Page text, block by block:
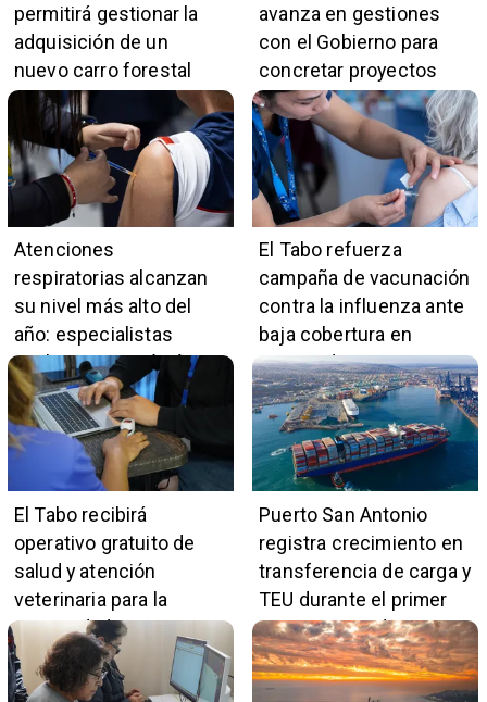
permitirá gestionar la
adquisición de un
nuevo carro forestal
para la Segunda
Compañía de Bomberos
de Las Cruces
avanza en gestiones
con el Gobierno para
concretar proyectos
comunales
Atenciones
respiratorias alcanzan
su nivel más alto del
año: especialistas
explican por qué aún es
tiempo de vacunarse
El Tabo refuerza
campaña de vacunación
contra la influenza ante
baja cobertura en
grupos de riesgo
El Tabo recibirá
operativo gratuito de
salud y atención
veterinaria para la
comunidad
Puerto San Antonio
registra crecimiento en
transferencia de carga y
TEU durante el primer
cuatrimestre de 2026